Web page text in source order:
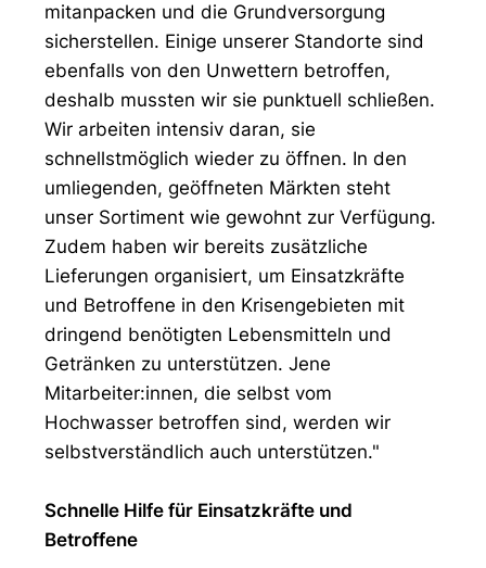
mitanpacken und die Grundversorgung
sicherstellen. Einige unserer Standorte sind
ebenfalls von den Unwettern betroffen,
deshalb mussten wir sie punktuell schließen.
Wir arbeiten intensiv daran, sie
schnellstmöglich wieder zu öffnen. In den
umliegenden, geöffneten Märkten steht
unser Sortiment wie gewohnt zur Verfügung.
Zudem haben wir bereits zusätzliche
Lieferungen organisiert, um Einsatzkräfte
und Betroffene in den Krisengebieten mit
dringend benötigten Lebensmitteln und
Getränken zu unterstützen. Jene
Mitarbeiter:innen, die selbst vom
Hochwasser betroffen sind, werden wir
selbstverständlich auch unterstützen."
Schnelle Hilfe für Einsatzkräfte und
Betroffene